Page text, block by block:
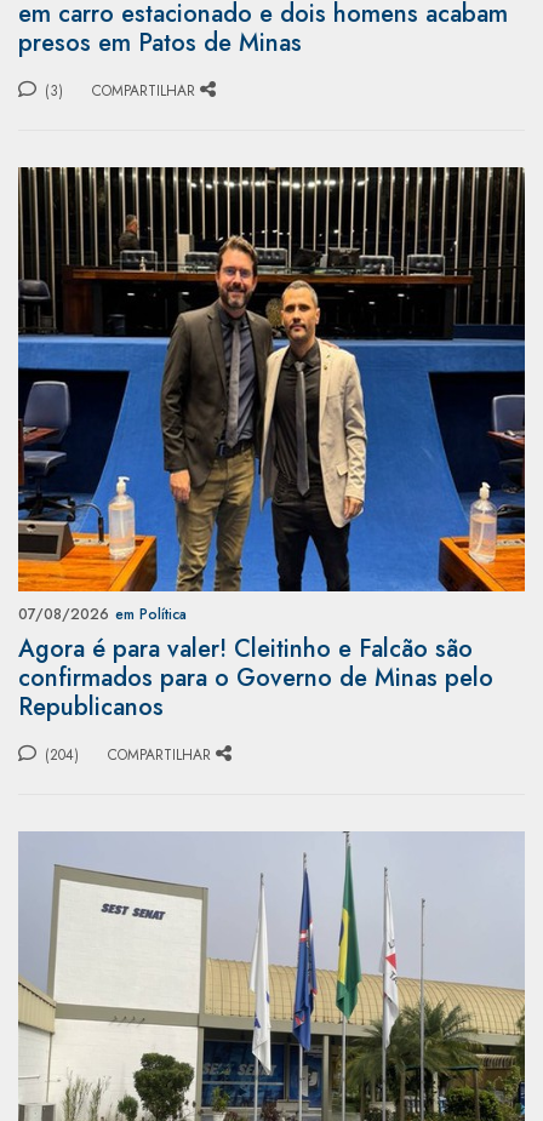
em carro estacionado e dois homens acabam
presos em Patos de Minas
(3) COMPARTILHAR
07/08/2026 em Política
Agora é para valer! Cleitinho e Falcão são
confirmados para o Governo de Minas pelo
Republicanos
(204) COMPARTILHAR